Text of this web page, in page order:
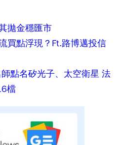
拋金穩匯市
買點浮現？Ft.路博邁投信
點名矽光子、太空衛星 法
檔